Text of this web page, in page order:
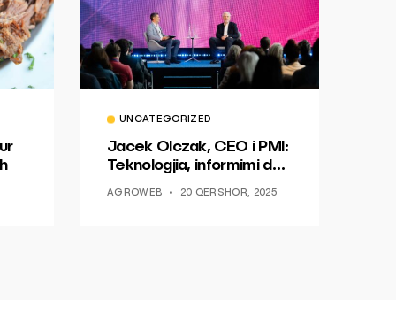
UNCATEGORIZED
Jacek Olczak, CEO i PMI:
Teknologjia, informimi dhe
AGROWEB 20 QERSHOR, 2025